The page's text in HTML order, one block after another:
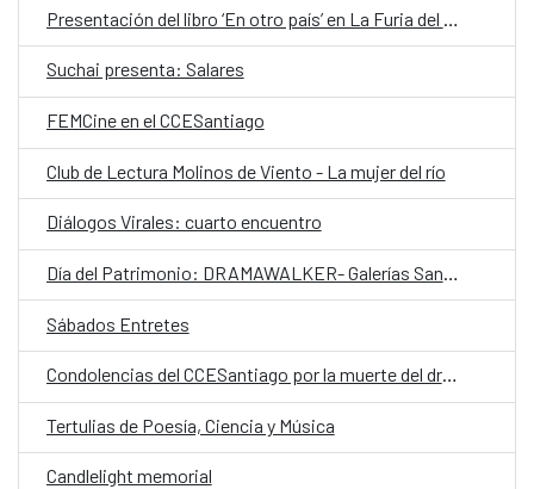
Presentación del libro ‘En otro país’ en La Furia del Libro de invierno
Suchai presenta: Salares
FEMCine en el CCESantiago
Club de Lectura Molinos de Viento - La mujer del río
Diálogos Virales: cuarto encuentro
Día del Patrimonio: DRAMAWALKER- Galerías Santiago Centro
Sábados Entretes
Condolencias del CCESantiago por la muerte del dramaturgo Claudio Di Girolamo
Tertulias de Poesía, Ciencia y Música
Candlelight memorial